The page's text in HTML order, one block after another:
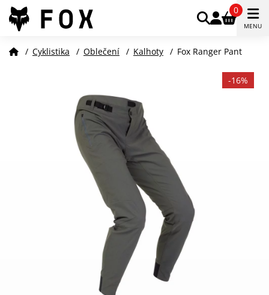
0
MENU
/ Cyklistika / Oblečení / Kalhoty / Fox Ranger Pant
-16%